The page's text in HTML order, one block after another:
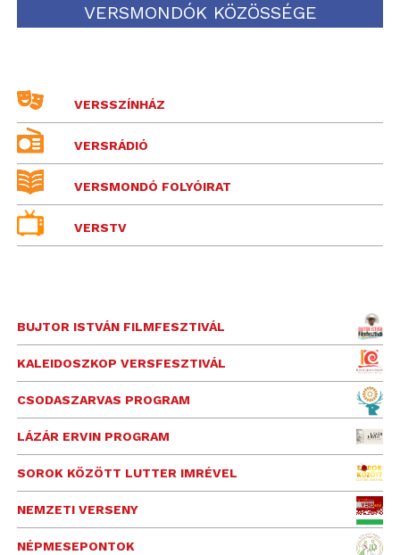
VERSMONDÓK KÖZÖSSÉGE
VERSSZÍNHÁZ
VERSRÁDIÓ
VERSMONDÓ FOLYÓIRAT
VERSTV
BUJTOR ISTVÁN FILMFESZTIVÁL
KALEIDOSZKOP VERSFESZTIVÁL
CSODASZARVAS PROGRAM
LÁZÁR ERVIN PROGRAM
SOROK KÖZÖTT LUTTER IMRÉVEL
NEMZETI VERSENY
NÉPMESEPONTOK